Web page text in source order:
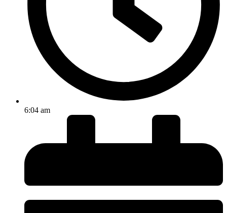
6:04 am